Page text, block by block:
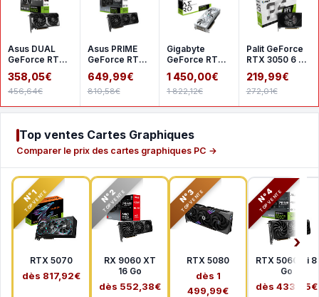
Asus DUAL
GeForce RTX
5060 8GB
GDDR7 OC
358,05€
456,64€
Asus PRIME
GeForce RTX
5070 12GB
GDDR7 OC
649,99€
810,58€
Gigabyte
GeForce RTX
5080 AERO OC
SFF 16G
1 450,00€
1 822,12€
Palit GeForce
RTX 3050 6 Go
StormX
219,99€
272,01€
Top ventes Cartes Graphiques
Comparer le prix des cartes graphiques PC →
N°1
TOP VENTE
RTX 5070
dès 817,92€
N°2
TOP VENTE
RX 9060 XT
16 Go
dès 552,38€
N°3
TOP VENTE
RTX 5080
dès 1
499,99€
N°4
TOP VENTE
RTX 5060 Ti 8
Go
dès 433,65€